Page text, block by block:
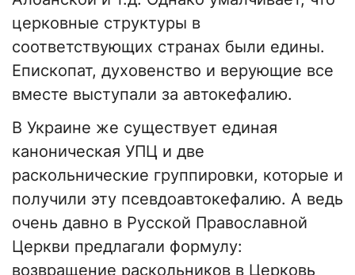
церковные структуры в
соответствующих странах были едины.
Епископат, духовенство и верующие все
вместе выступали за автокефалию.
В Украине же существует единая
каноническая УПЦ и две
раскольнические группировки, которые и
получили эту псевдоавтокефалию. А ведь
очень давно в Русской Православной
Церкви предлагали формулу:
возвращение раскольников в Церковь